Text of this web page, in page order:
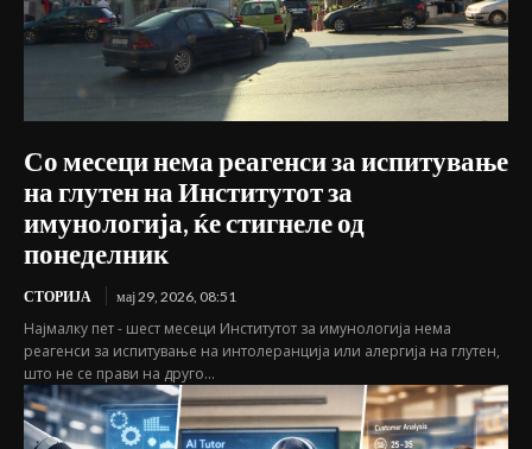
Со месеци нема реагенси за испитување
на глутен на Институтот за
имунологија, ќе стигнеле од
понеделник
СТОРИЈА мај 29, 2026, 08:51
Најмалку пет - шест месеци Институтот за имунологија нема
реагенси за испитување на интолеранција или алергија на глутен,
што не се прави на друго...